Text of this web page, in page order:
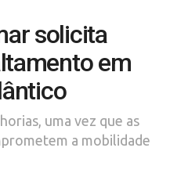
solicita
em
uma vez que as
a mobilidade